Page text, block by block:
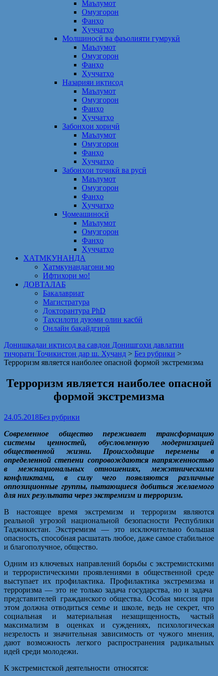
Маълумот
Омузгорон
Фанҳо
Ҳуҷҷатҳо
Молшиносӣ ва фаъолияти гумрукӣ
Маълумот
Омузгорон
Фанҳо
Ҳуҷҷатҳо
Назарияи иқтисод
Маълумот
Омузгорон
Фанҳо
Ҳуҷҷатҳо
Забонҳои хориҷӣ
Маълумот
Омузгорон
Фанҳо
Ҳуҷҷатҳо
Забонҳои тоҷикӣ ва русӣ
Маълумот
Омузгорон
Фанҳо
Ҳуҷҷатҳо
Ҷомеашиносӣ
Маълумот
Омузгорон
Фанҳо
Ҳуҷҷатҳо
ХАТМКУНАНДА
Хатмкунандагони мо
Ифтихори мо!
ДОВТАЛАБ
Бакалавриат
Магистратура
Докторантура PhD
Таҳсилоти дуюми олии касбӣ
Онлайн бақайдгирӣ
Донишкадаи иқтисод ва савдои Донишгоҳи давлатии
тиҷорати Тоҷикистон дар ш. Хуҷанд > Без рубрики >
Терроризм является наиболее опасной формой экстремизма
Терроризм является наиболее опасной
формой экстремизма
24.05.2018Без рубрики
Современное общество переживает трансформацию
системы ценностей, обусловленную модернизацией
общественной жизни. Происходящие перемены в
определенной степени сопровождаются напряженностью
в межнациональных отношениях, межэтническими
конфликтами, в силу чего появляются различные
оппозиционные группы, пытающиеся добиться желаемого
для них результата через экстремизм и терроризм.
В настоящее время экстремизм и терроризм являются
реальной угрозой национальной безопасности Республики
Таджикистан. Экстремизм — это исключительно большая
опасность, способная расшатать любое, даже самое стабильное
и благополучное, общество.
Одним из ключевых направлений борьбы с экстремистскими
и террористическими проявлениями в общественной среде
выступает их профилактика. Профилактика экстремизма и
терроризма — это не только задача государства, но и задача
представителей гражданского общества. Особая миссия при
этом должна отводиться семье и школе, ведь не секрет, что
социальная и материальная незащищенность, частый
максимализм в оценках и суждениях, психологическая
незрелость и значительная зависимость от чужого мнения,
дают возможность легкого распространения радикальных
идей среди молодежи.
К экстремистской деятельности относятся: